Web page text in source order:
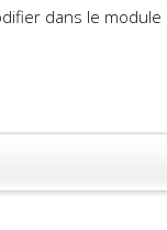
dans le module